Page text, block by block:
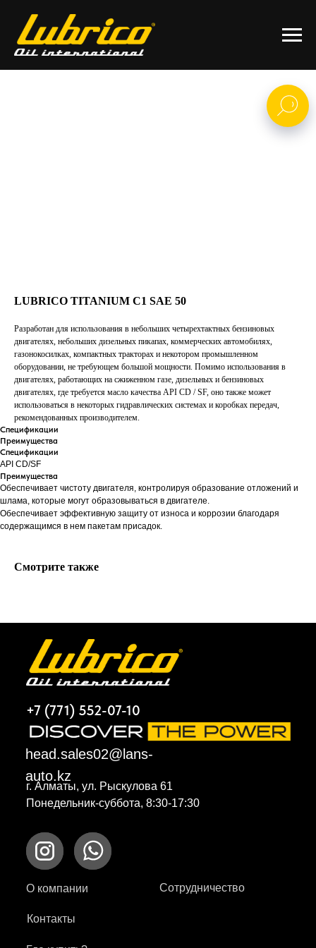
LUBRICO TITANIUM C1 SAE 50
Разработан для использования в небольших четырехтактных бензиновых
двигателях, небольших дизельных пикапах, коммерческих автомобилях,
газонокосилках, компактных тракторах и некотором промышленном
оборудовании, не требующем большой мощности. Помимо использования в
двигателях, работающих на сжиженном газе, дизельных и бензиновых
двигателях, где требуется масло качества API CD / SF, оно также может
использоваться в некоторых гидравлических системах и коробках передач,
рекомендованных производителем.
Спецификации
Преимущества
Спецификации
API CD/SF
Преимущества
Обеспечивает чистоту двигателя, контролируя образование отложений и
шлама, которые могут образовываться в двигателе.
Обеспечивает эффективную защиту от износа и коррозии благодаря
содержащимся в нем пакетам присадок.
Смотрите также
О компании Сотрудничество
Контакты
+7 (771) 552-07-10
head.sales02@lans-
auto.kz
г. Алматы, ул. Рыскулова 61
Понедельник-суббота, 8:30-17:30